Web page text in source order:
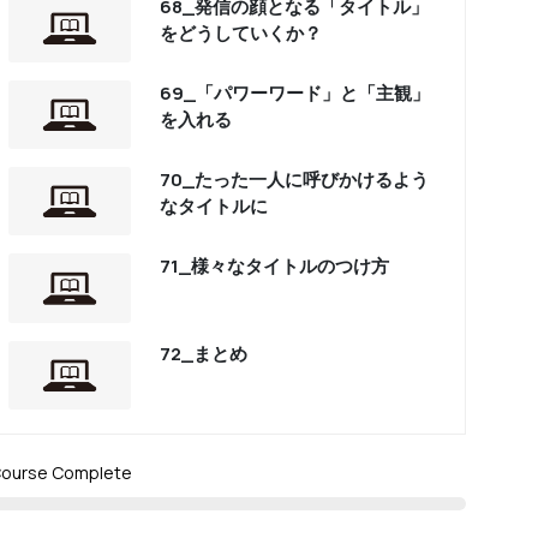
68_発信の顔となる「タイトル」
をどうしていくか？
69_「パワーワード」と「主観」
を入れる
70_たった一人に呼びかけるよう
なタイトルに
71_様々なタイトルのつけ方
72_まとめ
Complete